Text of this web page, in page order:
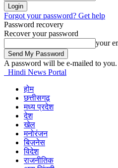
Forgot your password? Get help
Password recovery
Recover your password
your
A password will be e-mailed to you.
Hindi News Portal
होम
छत्तीसगढ़
मध्य प्रदेश
देश
खेल
मनोरंजन
बिज़नेस
विदेश
राजनीतिक